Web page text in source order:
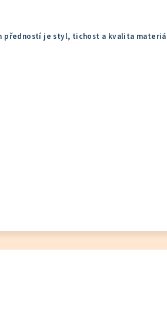
předností je styl, tichost a kvalita